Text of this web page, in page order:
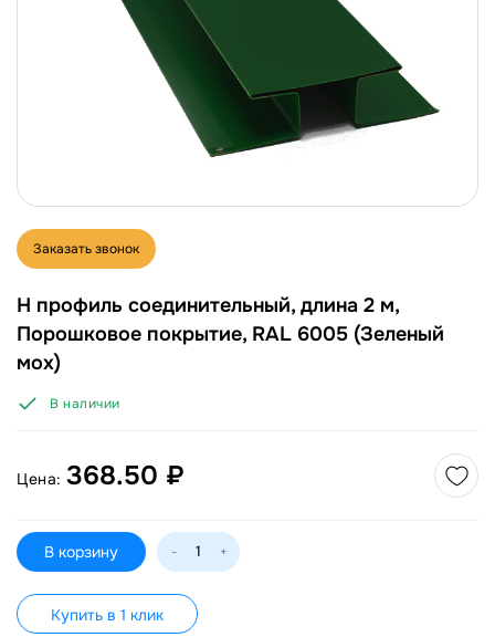
Заказать звонок
Н профиль соединительный, длина 2 м,
Порошковое покрытие, RAL 6005 (Зеленый
мох)
В наличии
Цена: 368.50 ₽
В корзину - +
Купить в 1 клик